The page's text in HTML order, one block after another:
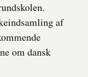
af
om dansk